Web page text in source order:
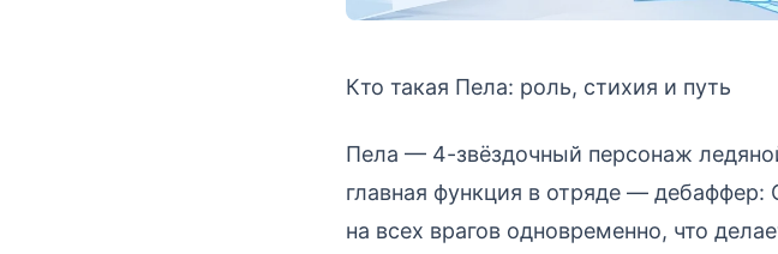
Кто такая Пела: роль, стихия и путь
Пела — 4-звёздочный персонаж
главная функция в отряде —
на всех врагов одновременно, что